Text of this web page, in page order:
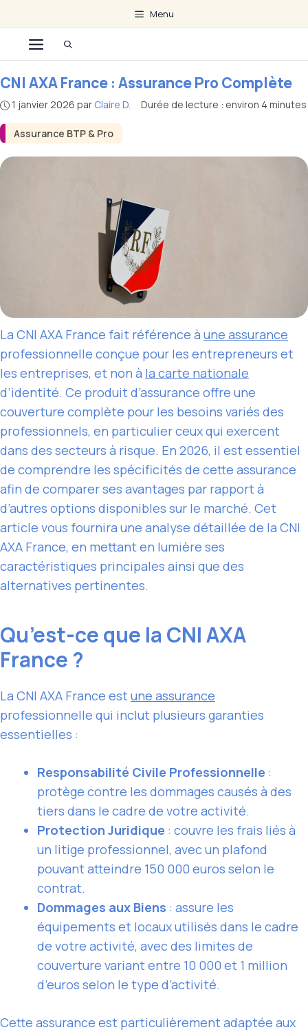
au
contenu
Menu
Menu
Assurance BTP & Pro
CNI AXA France : Assurance Pro Complète
1 janvier 2026 par Claire D. · Durée de lecture : environ 4 minutes
La CNI AXA France fait référence à une assurance
professionnelle conçue pour les entrepreneurs et
les entreprises, et non à la carte nationale
d’identité. Ce produit d’assurance offre une
couverture complète pour les besoins variés des
professionnels, en particulier ceux qui exercent
dans des secteurs à risque. En 2026, il est essentiel
de comprendre les spécificités de cette assurance
afin de comparer ses avantages par rapport à
d’autres options disponibles sur le marché. Cet
article vous fournira une analyse détaillée de la CNI
AXA France, en mettant en lumière ses
caractéristiques principales ainsi que des
alternatives pertinentes.
Qu’est-ce que la CNI AXA
France ?
La CNI AXA France estune assurance
professionnelle qui inclut plusieurs garanties
essentielles :
Responsabilité Civile Professionnelle :
protège contre les dommages causés à des
tiers dans le cadre de votre activité.
Protection Juridique : couvre les frais liés à
un litige professionnel, avec un plafond
pouvant atteindre 150 000 euros selon le
contrat.
Dommages aux Biens : assure les
équipements et locaux utilisés dans le cadre
de votre activité, avec des limites de
couverture variant entre 10 000 et 1 million
d’euros selon le type d’activité.
Cette assurance est particulièrement adaptée aux